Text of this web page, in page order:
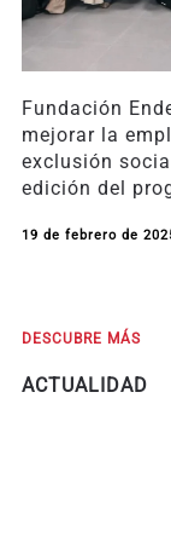
Fundación
mejorar la
exclusión
edición del
19 de febrero de
DESCUBRE MÁS
ACTUALIDAD